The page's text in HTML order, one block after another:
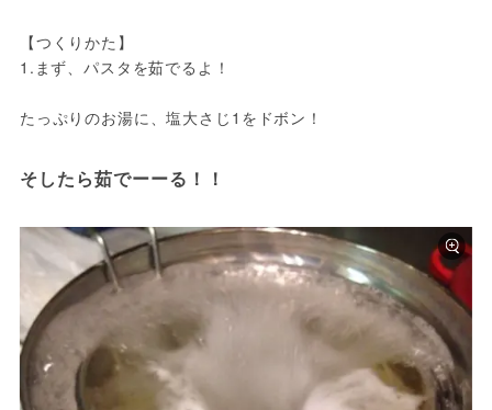
【つくりかた】
1.まず、パスタを茹でるよ！